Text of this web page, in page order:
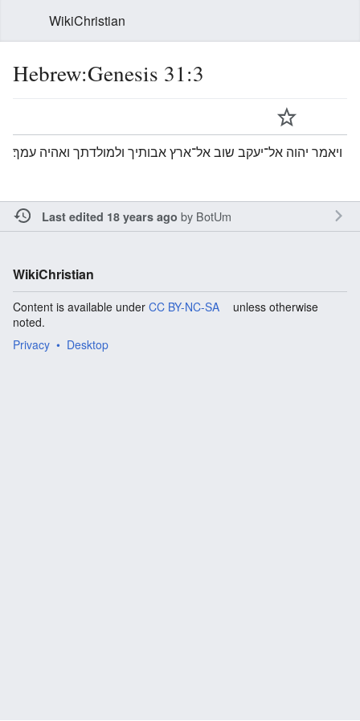
WikiChristian
Hebrew:Genesis 31:3
ויאמר יהוה אל־יעקב שוב אל־ארץ אבותיך ולמולדתך ואהיה עמך׃
Last edited 18 years ago by BotUm
WikiChristian
Content is available under CC BY-NC-SA
unless otherwise
noted.
Privacy
Desktop